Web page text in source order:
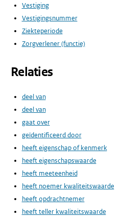
Vestiging
Vestigingsnummer
Ziekteperiode
Zorgverlener (functie)
Relaties
deel van
deel van
gaat over
geïdentificeerd door
heeft eigenschap of kenmerk
heeft eigenschapswaarde
heeft meeteenheid
heeft noemer kwaliteitswaarde
heeft opdrachtnemer
heeft teller kwaliteitswaarde